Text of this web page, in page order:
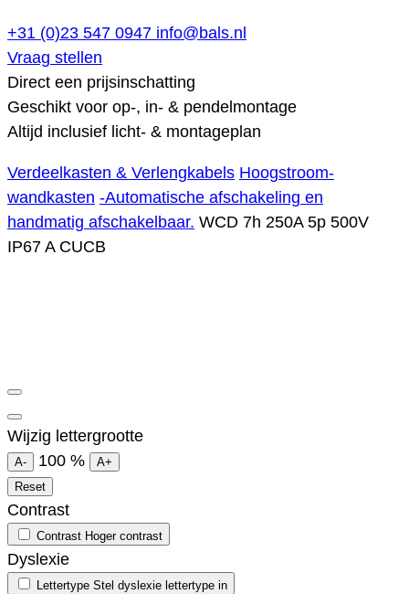
+31 (0)23 547 0947 info@bals.nl
Vraag stellen
Direct een prijsinschatting
Geschikt voor op-, in- & pendelmontage
Altijd inclusief licht- & montageplan
Verdeelkasten & Verlengkabels Hoogstroom-
wandkasten -Automatische afschakeling en
handmatig afschakelbaar. WCD 7h 250A 5p 500V
IP67 A CUCB
Wijzig lettergrootte
A- 100 %
A+
Reset
Contrast
Contrast Hoger contrast
Dyslexie
Lettertype Stel dyslexie lettertype in